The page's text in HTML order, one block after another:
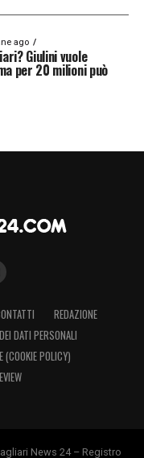
ago
Giulini vuole
per 20 milioni può
REDAZIONE
DATI PERSONALI
(COOKIE POLICY)
News 24 – Registro